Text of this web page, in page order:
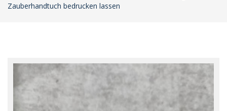
Zauberhandtuch bedrucken lassen